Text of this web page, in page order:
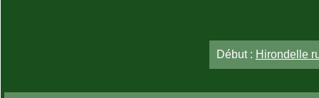
Début : Hirondelle